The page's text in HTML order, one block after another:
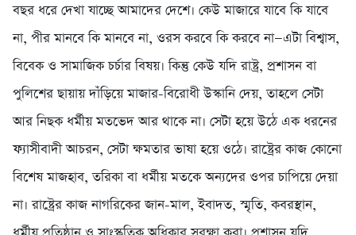
বছর ধরে দেখা যাচ্ছে আমাদের দেশে। কেউ মাজারে যাবে কি যাবে
না, পীর মানবে কি মানবে না, ওরস করবে কি করবে না—এটা বিশ্বাস,
বিবেক ও সামাজিক চর্চার বিষয়। কিন্তু কেউ যদি রাষ্ট্র, প্রশাসন বা
পুলিশের ছায়ায় দাঁড়িয়ে মাজার-বিরোধী উস্কানি দেয়, তাহলে সেটা
আর নিছক ধর্মীয় মতভেদ আর থাকে না। সেটা হয়ে উঠে এক ধরনের
ফ্যাসীবাদী আচরন, সেটা ক্ষমতার ভাষা হয়ে ওঠে। রাষ্ট্রের কাজ কোনো
বিশেষ মাজহাব, তরিকা বা ধর্মীয় মতকে অন্যদের ওপর চাপিয়ে দেয়া
না। রাষ্ট্রের কাজ নাগরিকের জান-মাল, ইবাদত, স্মৃতি, কবরস্থান,